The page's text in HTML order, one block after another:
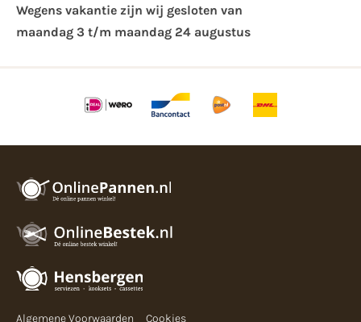
Wegens vakantie zijn wij gesloten van ​
maandag 3 t/m maandag 24 augustus
Algemene Voorwaarden Cookies